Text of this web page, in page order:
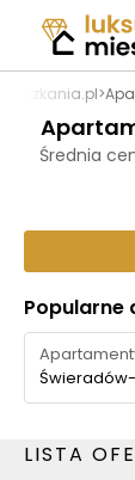
>
Średnia
Popularne
LISTA